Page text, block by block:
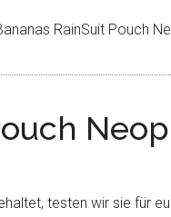
RainSuit Pouch
testen wir sie für